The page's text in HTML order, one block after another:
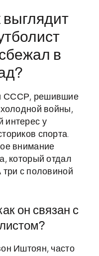
выглядит
в
СССР, решившие
холодной войны,
интерес у
спорта.
внимание
который отдал
с половиной
он связан с
Иштоян, часто